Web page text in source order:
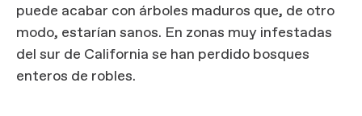
puede acabar con árboles maduros que, de otro
modo, estarían sanos. En zonas muy infestadas
del sur de California se han perdido bosques
enteros de robles.